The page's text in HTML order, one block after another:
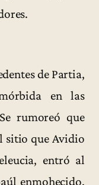
de Partia,
en las
rumoreó que
sitio que Avidio
entró al
enmohecido.